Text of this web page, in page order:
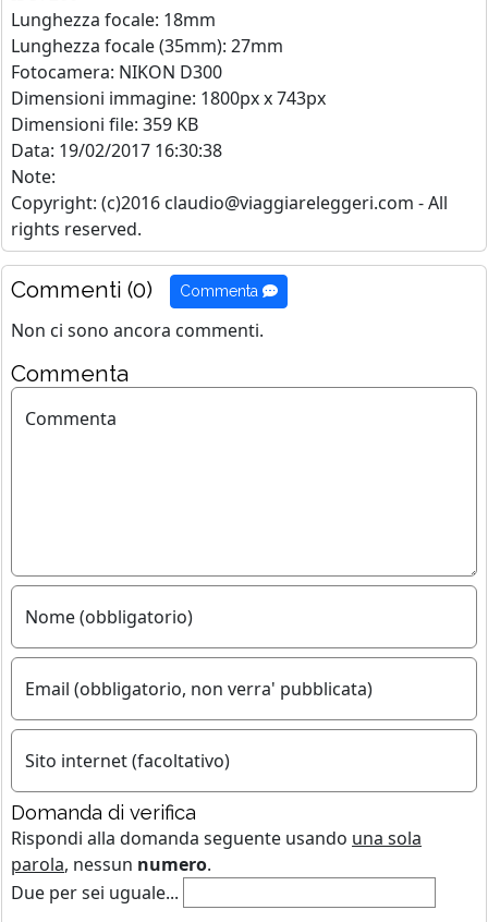
Lunghezza focale: 18mm
Lunghezza focale (35mm): 27mm
Fotocamera: NIKON D300
Dimensioni immagine: 1800px x 743px
Dimensioni file: 359 KB
Data: 19/02/2017 16:30:38
Note:
Copyright: (c)2016 claudio@viaggiareleggeri.com - All
rights reserved.
Commenti (0) Commenta
Non ci sono ancora commenti.
Commenta
Commenta
Nome (obbligatorio)
Email (obbligatorio, non verra' pubblicata)
Sito internet (facoltativo)
Domanda di verifica
Rispondi alla domanda seguente usando una sola
parola, nessun numero.
Due per sei uguale...